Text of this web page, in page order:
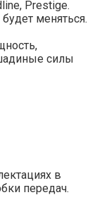
Prestige.
меняться.
силы
в
передач.